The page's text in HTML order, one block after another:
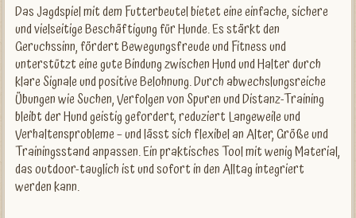
Das Jagdspiel mit dem Futterbeutel bietet eine einfache, sichere
und vielseitige Beschäftigung für Hunde. Es stärkt den
Geruchssinn, fördert Bewegungsfreude und Fitness und
unterstützt eine gute Bindung zwischen Hund und Halter durch
klare Signale und positive Belohnung. Durch abwechslungsreiche
Übungen wie Suchen, Verfolgen von Spuren und Distanz-Training
bleibt der Hund geistig gefordert, reduziert Langeweile und
Verhaltensprobleme – und lässt sich flexibel an Alter, Größe und
Trainingsstand anpassen. Ein praktisches Tool mit wenig Material,
das outdoor-tauglich ist und sofort in den Alltag integriert
werden kann.